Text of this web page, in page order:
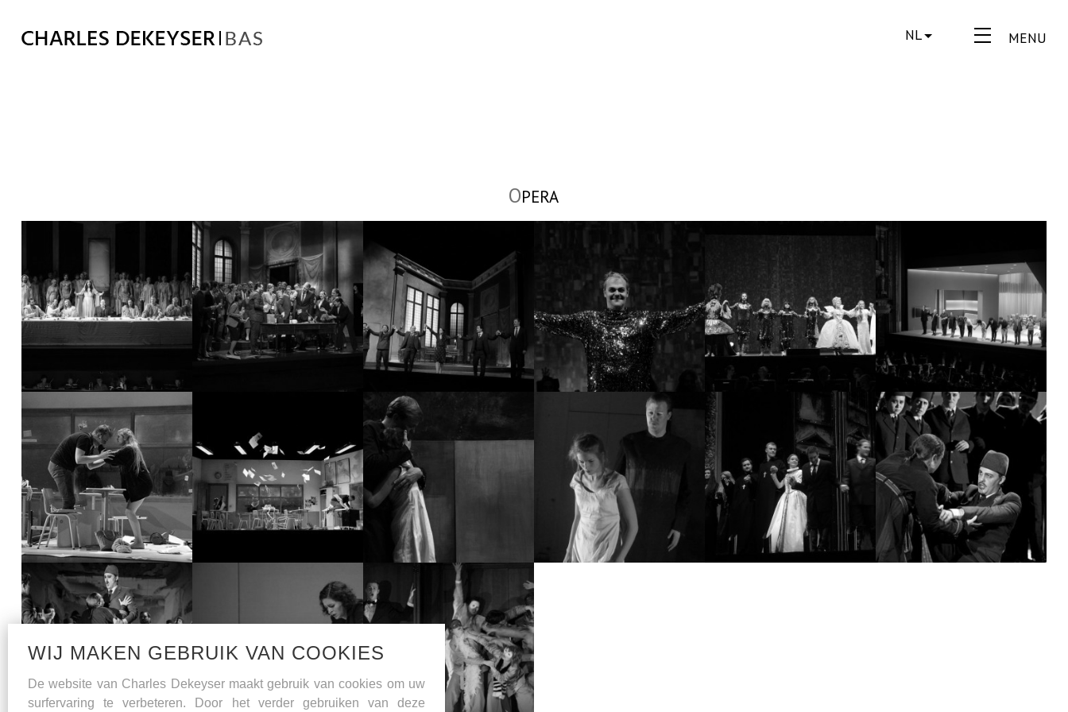
MENU
NL
OPERA
WIJ MAKEN GEBRUIK VAN COOKIES
De website van Charles Dekeyser maakt gebruik van cookies om uw
surfervaring te verbeteren. Door het verder gebruiken van deze